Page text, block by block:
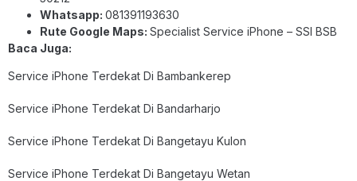
Whatsapp: 081391193630
Rute Google Maps: Specialist Service iPhone – SSI BSB
Baca Juga:
Service iPhone Terdekat Di Bambankerep
Service iPhone Terdekat Di Bandarharjo
Service iPhone Terdekat Di Bangetayu Kulon
Service iPhone Terdekat Di Bangetayu Wetan